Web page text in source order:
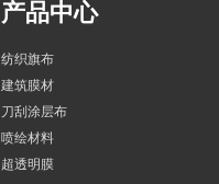
产品中心
纺织旗布
建筑膜材
刀刮涂层布
喷绘材料
超透明膜